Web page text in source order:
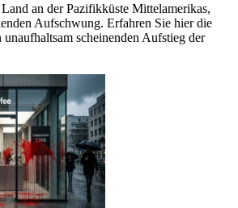
an der Pazifikküste Mittelamerikas,
Aufschwung. Erfahren Sie hier die
scheinenden Aufstieg der